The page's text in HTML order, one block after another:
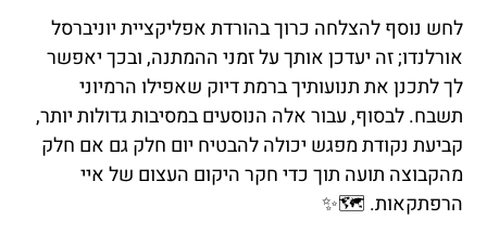
לחש נוסף להצלחה כרוך בהורדת אפליקציית יוניברסל
אורלנדו; זה יעדכן אותך על זמני ההמתנה, ובכך יאפשר
לך לתכנן את תנועותיך ברמת דיוק שאפילו הרמיוני
תשבח. לבסוף, עבור אלה הנוסעים במסיבות גדולות יותר,
קביעת נקודת מפגש יכולה להבטיח יום חלק גם אם חלק
מהקבוצה תועה תוך כדי חקר היקום העצום של איי
הרפתקאות. 🗺️✨